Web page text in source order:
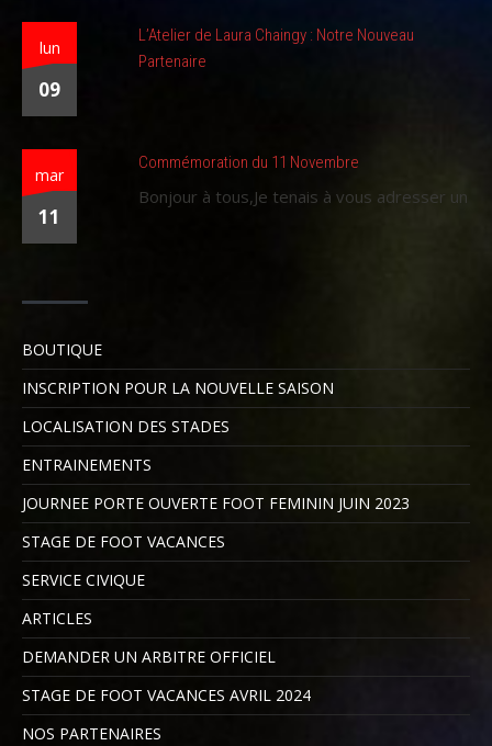
lun
09
L’Atelier de Laura Chaingy : Notre Nouveau
Partenaire
mar
11
Commémoration du 11 Novembre
Bonjour à tous,Je tenais à vous adresser un
BOUTIQUE
INSCRIPTION POUR LA NOUVELLE SAISON
LOCALISATION DES STADES
ENTRAINEMENTS
JOURNEE PORTE OUVERTE FOOT FEMININ JUIN 2023
STAGE DE FOOT VACANCES
SERVICE CIVIQUE
ARTICLES
DEMANDER UN ARBITRE OFFICIEL
STAGE DE FOOT VACANCES AVRIL 2024
NOS PARTENAIRES